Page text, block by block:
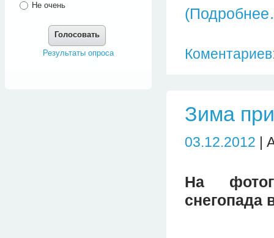
Зима
03.12.2012 |
На
снегопада
Не очень
Голосовать
Результаты опроса